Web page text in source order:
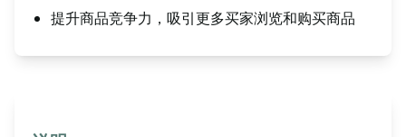
提升商品竞争力，吸引更多买家浏览和购买商品